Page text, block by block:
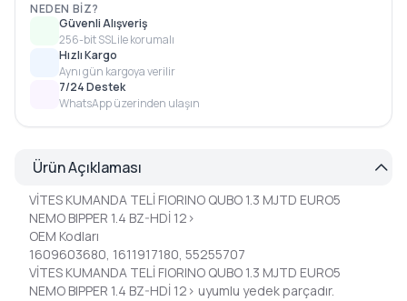
NEDEN BIZ?
Güvenli Alışveriş
256-bit SSL ile korumalı
Hızlı Kargo
Aynı gün kargoya verilir
7/24 Destek
WhatsApp üzerinden ulaşın
Ürün Açıklaması
VİTES KUMANDA TELİ FIORINO QUBO 1.3 MJTD EURO5
NEMO BIPPER 1.4 BZ-HDİ 12>
OEM Kodları
1609603680, 1611917180, 55255707
VİTES KUMANDA TELİ FIORINO QUBO 1.3 MJTD EURO5
NEMO BIPPER 1.4 BZ-HDİ 12> uyumlu yedek parçadır.